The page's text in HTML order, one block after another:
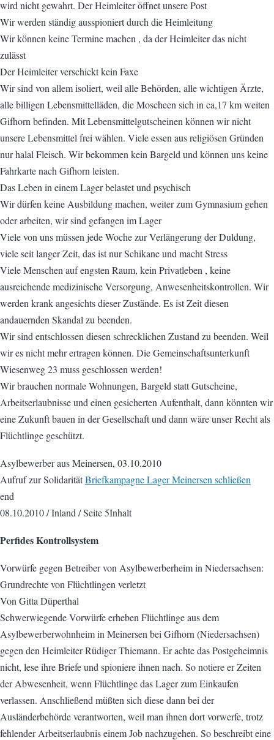
wird nicht gewahrt. Der Heimleiter öffnet unsere Post
Wir werden ständig ausspioniert durch die Heimleitung
Wir können keine Termine machen , da der Heimleiter das nicht
zulässt
Der Heimleiter verschickt kein Faxe
Wir sind von allem isoliert, weil alle Behörden, alle wichtigen Ärzte,
alle billigen Lebensmittelläden, die Moscheen sich in ca,17 km weiten
Gifhorn befinden. Mit Lebensmittelgutscheinen können wir nicht
unsere Lebensmittel frei wählen. Viele essen aus religiösen Gründen
nur halal Fleisch. Wir bekommen kein Bargeld und können uns keine
Fahrkarte nach Gifhorn leisten.
Das Leben in einem Lager belastet und psychisch
Wir dürfen keine Ausbildung machen, weiter zum Gymnasium gehen
oder arbeiten, wir sind gefangen im Lager
Viele von uns müssen jede Woche zur Verlängerung der Duldung,
viele seit langer Zeit, das ist nur Schikane und macht Stress
Viele Menschen auf engsten Raum, kein Privatleben , keine
ausreichende medizinische Versorgung, Anwesenheitskontrollen. Wir
werden krank angesichts dieser Zustände. Es ist Zeit diesen
andauernden Skandal zu beenden.
Wir sind entschlossen diesen schrecklichen Zustand zu beenden. Weil
wir es nicht mehr ertragen können. Die Gemeinschaftsunterkunft
Wiesenweg 23 muss geschlossen werden!
Wir brauchen normale Wohnungen, Bargeld statt Gutscheine,
Arbeitserlaubnisse und einen gesicherten Aufenthalt, dann könnten wir
eine Zukunft bauen in der Gesellschaft und dann wäre unser Recht als
Flüchtlinge geschützt.
Asylbewerber aus Meinersen, 03.10.2010
Aufruf zur SolidaritätBriefkampagne Lager Meinersen schließen
end
08.10.2010 / Inland / Seite 5Inhalt
Perfides Kontrollsystem
Vorwürfe gegen Betreiber von Asylbewerberheim in Niedersachsen:
Grundrechte von Flüchtlingen verletzt
Von Gitta Düperthal
Schwerwiegende Vorwürfe erheben Flüchtlinge aus dem
Asylbewerberwohnheim in Meinersen bei Gifhorn (Niedersachsen)
gegen den Heimleiter Rüdiger Thiemann. Er achte das Postgeheimnis
nicht, lese ihre Briefe und spioniere ihnen nach. So notiere er Zeiten
der Abwesenheit, wenn Flüchtlinge das Lager zum Einkaufen
verlassen. Anschließend müßten sich diese dann bei der
Ausländerbehörde verantworten, weil man ihnen dort vorwerfe, trotz
fehlender Arbeitserlaubnis einem Job nachzugehen. So beschreibt eine